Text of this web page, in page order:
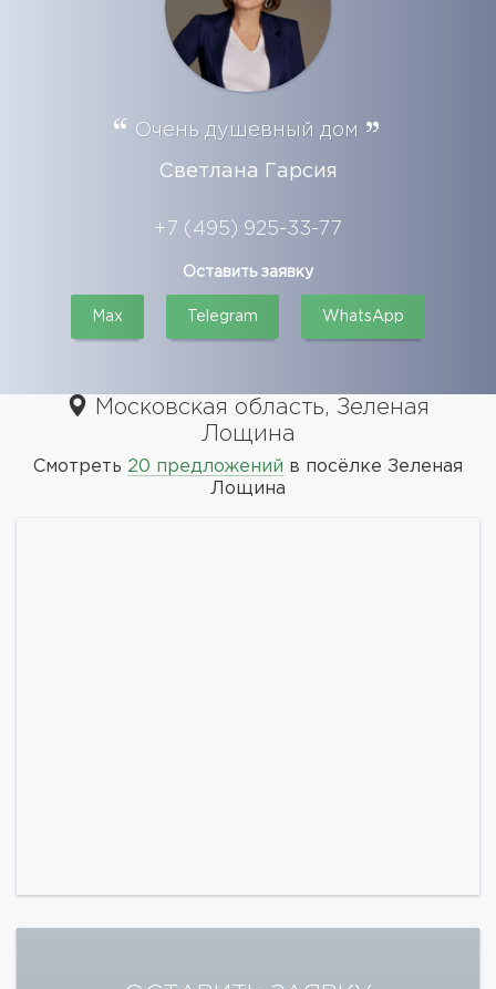
Очень душевный дом
Светлана Гарсия
+7 (495) 925-33-77
Оставить заявку
Max Telegram WhatsApp
Московская область, Зеленая
Лощина
Смотреть 20 предложений в посёлке Зеленая
Лощина